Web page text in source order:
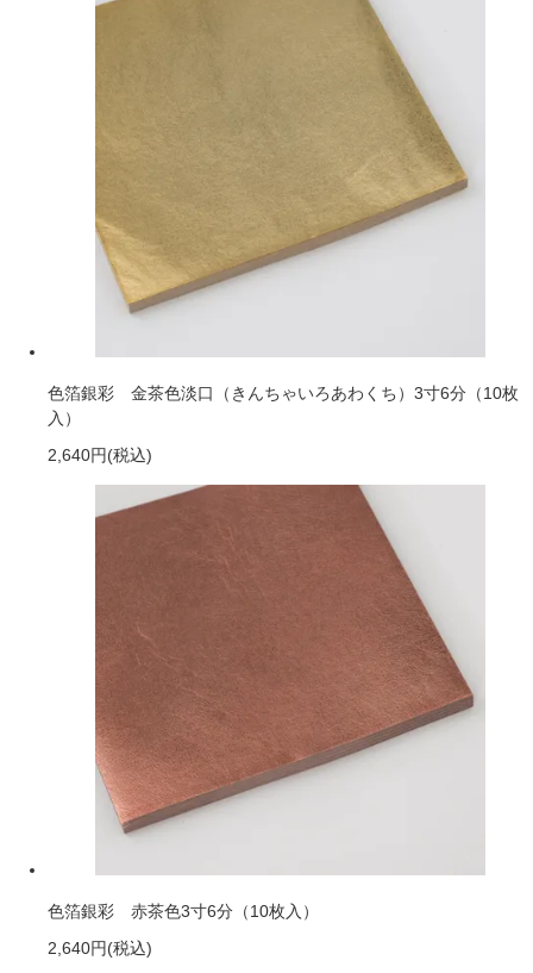
色箔銀彩 金茶色淡口（きんちゃいろあわくち）3寸6分（10枚
入）
2,640円(税込)
色箔銀彩 赤茶色3寸6分（10枚入）
2,640円(税込)